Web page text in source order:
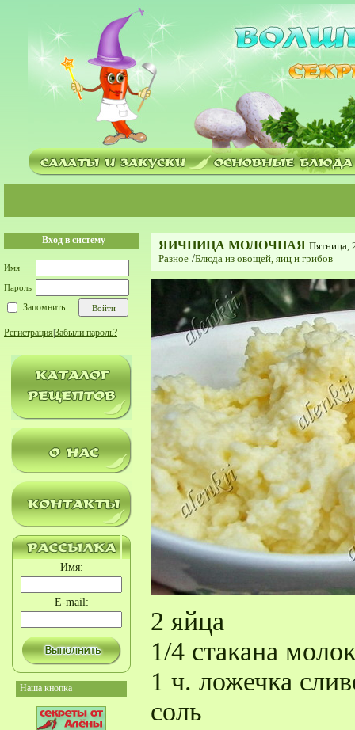
Вход в систему
Имя
Пароль
Запомнить
Регистрация Забыли пароль?
Имя:
E-mail:
Наша кнопка
ЯИЧНИЦА МОЛОЧНАЯ Пятница,
Разное /Блюда из овощей, яиц и грибов
2 яйца
1/4 стакана
1 ч. ложечка
соль